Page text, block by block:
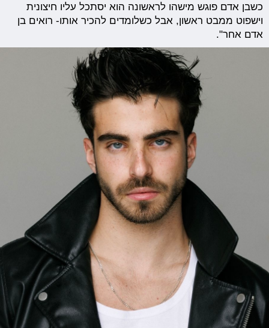
כשבן אדם פוגש מישהו לראשונה הוא יסתכל עליו חיצונית
וישפוט ממבט ראשון, אבל כשלומדים להכיר אותו- רואים בן
אדם אחר".